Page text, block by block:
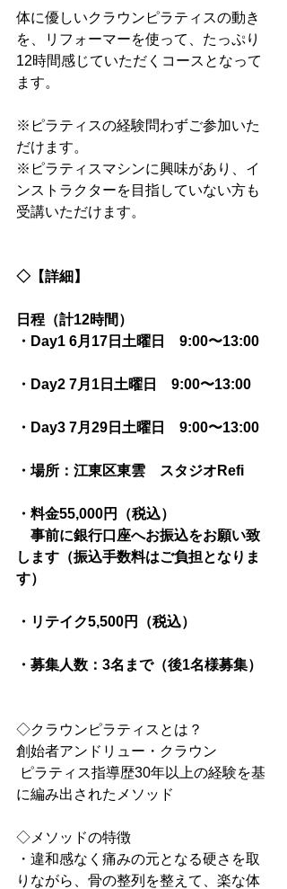
体に優しいクラウンピラティスの動き
を、リフォーマーを使って、たっぷり
12時間感じていただくコースとなって
ます。
※ピラティスの経験問わずご参加いた
だけます。
※ピラティスマシンに興味があり、イ
ンストラクターを目指していない方も
受講いただけます。
◇【詳細】
日程（計12時間）
・Day1 6月17日土曜日　9:00〜13:00
・Day2 7月1日土曜日　9:00〜13:00
・Day3 7月29日土曜日　9:00〜13:00
・場所：江東区東雲　スタジオRefi
・料金55,000円（税込）
事前に銀行口座へお振込をお願い致
します（振込手数料はご負担となりま
す）
・リテイク5,500円（税込）
・募集人数：3名まで（後1名様募集）
◇クラウンピラティスとは？
創始者アンドリュー・クラウン
に編み出されたメソッド
◇メソッドの特徴
・違和感なく痛みの元となる硬さを取
りながら、骨の整列を整えて、楽な体